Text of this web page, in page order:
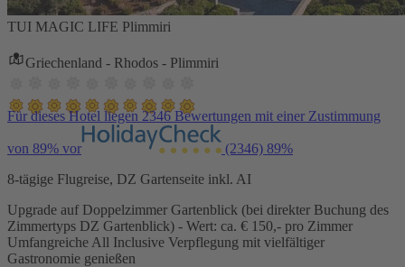
TUI MAGIC LIFE Plimmiri
Griechenland - Rhodos - Plimmiri
Für dieses Hotel liegen 2346 Bewertungen mit einer Zustimmung
von 89% vor (2346) 89%
8-tägige Flugreise, DZ Gartenseite inkl. AI
Upgrade auf Doppelzimmer Gartenblick (bei direkter Buchung des
Zimmertyps DZ Gartenblick) - Wert: ca. € 150,- pro Zimmer
Umfangreiche All Inclusive Verpflegung mit vielfältiger
Gastronomie genießen